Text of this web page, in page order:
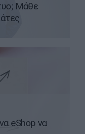
Μάθε
eShop να